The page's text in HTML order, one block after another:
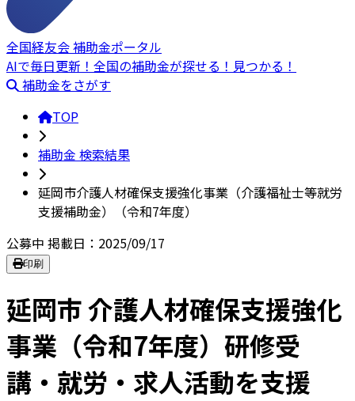
全国経友会 補助金ポータル
AIで毎日更新！全国の補助金が探せる！見つかる！
補助金をさがす
TOP
補助金 検索結果
延岡市介護人材確保支援強化事業（介護福祉士等就労
支援補助金）（令和7年度）
公募中 掲載日：2025/09/17
印刷
延岡市 介護人材確保支援強化
事業（令和7年度）研修受
講・就労・求人活動を支援